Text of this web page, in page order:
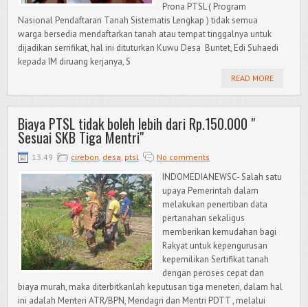
Prona PTSL ( Program
Nasional Pendaftaran Tanah Sistematis Lengkap ) tidak semua
warga bersedia mendaftarkan tanah atau tempat tinggalnya untuk
dijadikan serrifikat, hal ini dituturkan Kuwu Desa Buntet, Edi Suhaedi
kepada IM diruang kerjanya, S
READ MORE
Biaya PTSL tidak boleh lebih dari Rp.150.000 "
Sesuai SKB Tiga Mentri"
13.49 cirebon, desa, ptsl No comments
INDOMEDIANEWSC- Salah satu
upaya Pemerintah dalam
melakukan penertiban data
pertanahan sekaligus
memberikan kemudahan bagi
Rakyat untuk kepengurusan
kepemilikan Sertifikat tanah
dengan peroses cepat dan
biaya murah, maka diterbitkanlah keputusan tiga meneteri, dalam hal
ini adalah Menteri ATR/BPN, Mendagri dan Mentri PDTT , melalui